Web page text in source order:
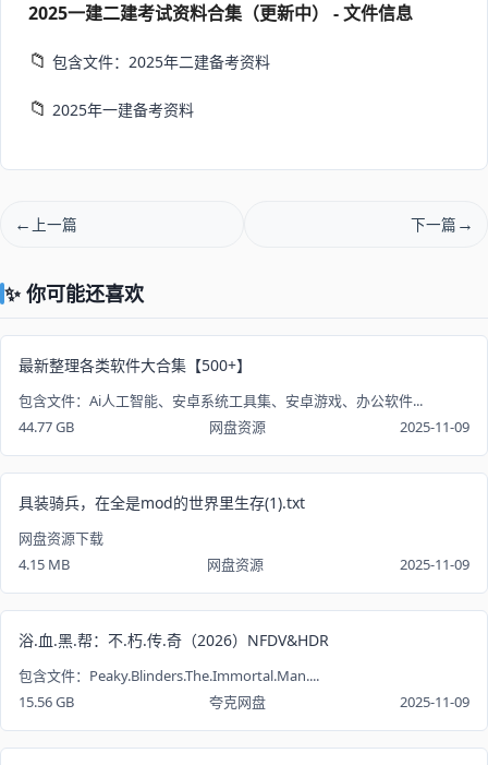
2025一建二建考试资料合集（更新中） - 文件信息
📁 包含文件：2025年二建备考资料
📁 2025年一建备考资料
上一篇 下一篇
✨ 你可能还喜欢
最新整理各类软件大合集【500+】
包含文件：Ai人工智能、安卓系统工具集、安卓游戏、办公软件...
44.77 GB
网盘资源 2025-11-09
具装骑兵，在全是mod的世界里生存(1).txt
网盘资源下载
4.15 MB
网盘资源 2025-11-09
浴.血.黑.帮：不.朽.传.奇（2026）NFDV&HDR
包含文件：Peaky.Blinders.The.Immortal.Man....
15.56 GB
夸克网盘 2025-11-09